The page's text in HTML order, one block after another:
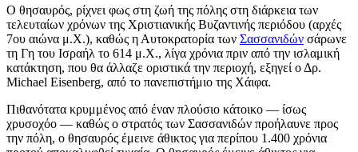
Ο θησαυρός, ρίχνει φως στη ζωή της πόλης στη διάρκεια των
τελευταίων χρόνων της Χριστιανικής Βυζαντινής περιόδου (αρχές
7ου αιώνα μ.Χ.), καθώς η Αυτοκρατορία των Σασσανιδών σάρωνε
τη Γη του Ισραήλ το 614 μ.Χ., λίγα χρόνια πριν από την ισλαμική
κατάκτηση, που θα άλλαζε οριστικά την περιοχή, εξηγεί ο Δρ.
Michael Eisenberg, από το πανεπιστήμιο της Χάιφα.
Πιθανότατα κρυμμένος από έναν πλούσιο κάτοικο — ίσως
χρυσοχόο — καθώς ο στρατός των Σασσανιδών προήλαυνε προς
την πόλη, ο θησαυρός έμεινε άθικτος για περίπου 1.400 χρόνια